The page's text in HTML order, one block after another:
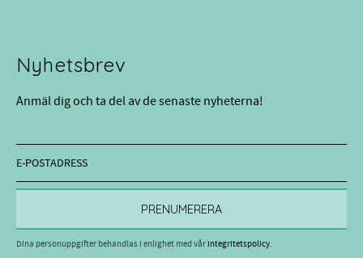
Nyhetsbrev
Anmäl dig och ta del av de senaste nyheterna!
PRENUMERERA
Dina personuppgifter behandlas i enlighet med vårintegritetspolicy.